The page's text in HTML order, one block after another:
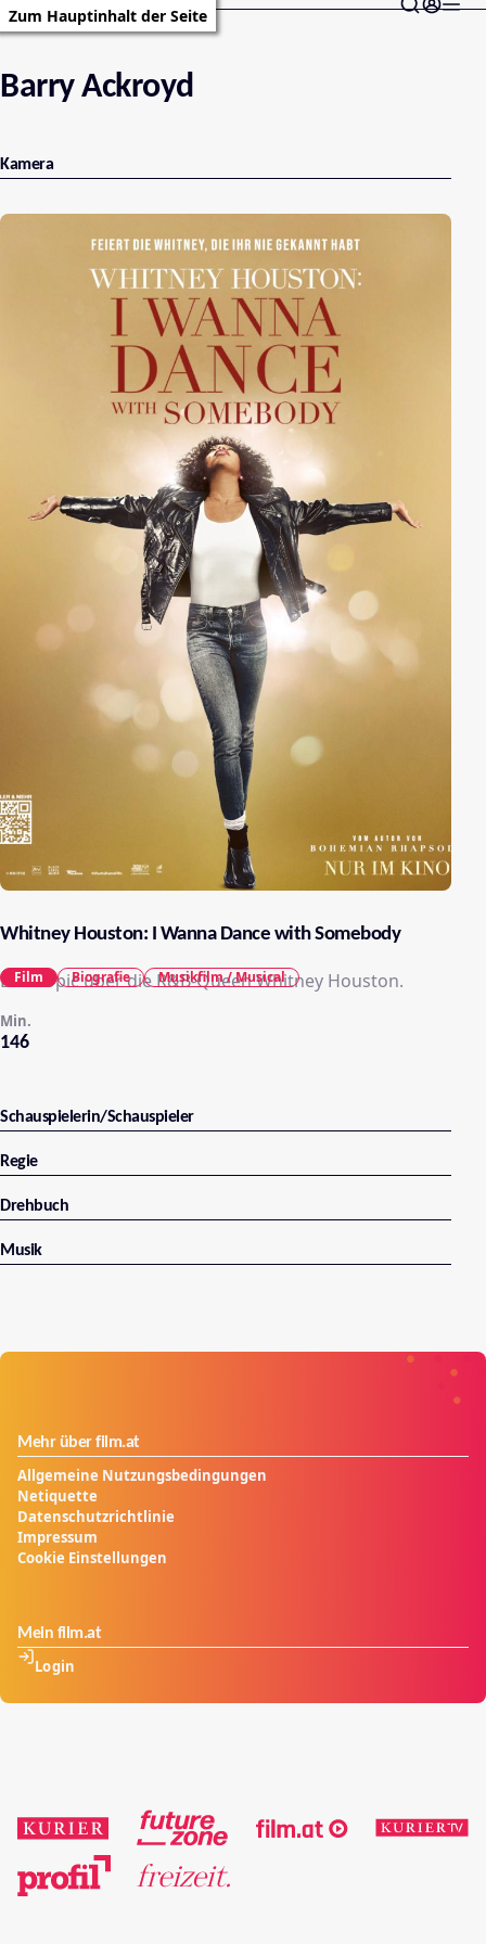
Zum Hauptinhalt der Seite
Barry Ackroyd
Kamera
Whitney Houston: I Wanna Dance with Somebody
Ein Biopic über die R&B-Queen Whitney Houston.
146
Min.
Film Biografie Musikfilm / Musical
Schauspielerin/Schauspieler
Regie
Drehbuch
Musik
Mehr über film.at
Allgemeine Nutzungsbedingungen
Netiquette
Datenschutzrichtlinie
Impressum
Cookie Einstellungen
Mein film.at
Login